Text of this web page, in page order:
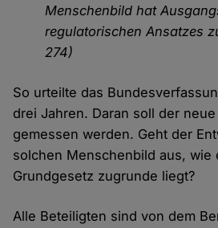
Menschenbild hat
regulatorischen Ansatzes
274)
So urteilte das
drei Jahren. Daran soll der
gemessen werden. Geht der
solchen Menschenbild aus, wie
Grundgesetz zugrunde liegt?
Alle Beteiligten sind von dem